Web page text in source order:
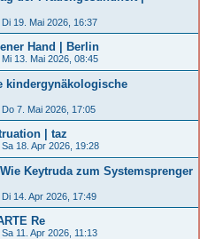
Di 19. Mai 2026, 16:37
Hand | Berlin
Mi 13. Mai 2026, 08:45
kindergynäkologische
Do 7. Mai 2026, 17:05
| taz
Sa 18. Apr 2026, 19:28
Keytruda zum Systemsprenger
Di 14. Apr 2026, 17:49
Re
Sa 11. Apr 2026, 11:13